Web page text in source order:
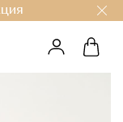
личный